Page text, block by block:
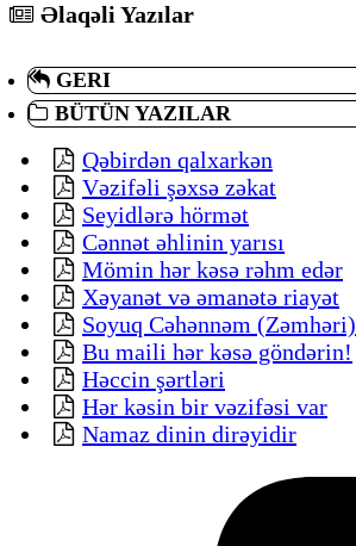
Əlaqəli Yazılar
GERI
BÜTÜN YAZILAR
Qəbirdən qalxarkən
Vəzifəli şəxsə zəkat
Seyidlərə hörmət
Cənnət əhlinin yarısı
Mömin hər kəsə rəhm edər
Xəyanət və əmanətə riayət
Soyuq Cəhənnəm (Zəmhəri)
Bu maili hər kəsə göndərin!
Həccin şərtləri
Hər kəsin bir vəzifəsi var
Namaz dinin dirəyidir